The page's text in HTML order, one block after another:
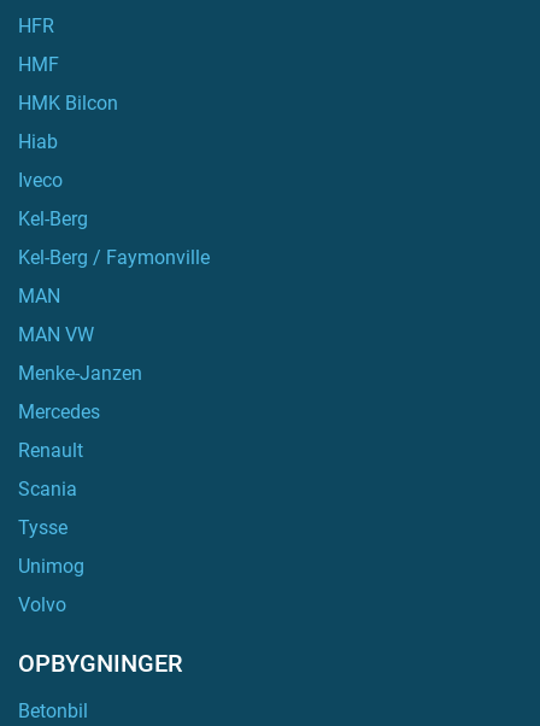
HFR
HMF
HMK Bilcon
Hiab
Iveco
Kel-Berg
Kel-Berg / Faymonville
MAN
MAN VW
Menke-Janzen
Mercedes
Renault
Scania
Tysse
Unimog
Volvo
OPBYGNINGER
Betonbil